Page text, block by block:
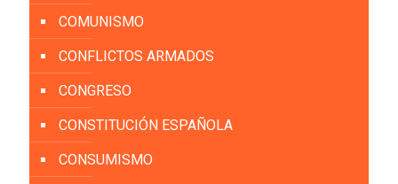
COMUNISMO
CONFLICTOS ARMADOS
CONGRESO
CONSTITUCIÓN ESPAÑOLA
CONSUMISMO